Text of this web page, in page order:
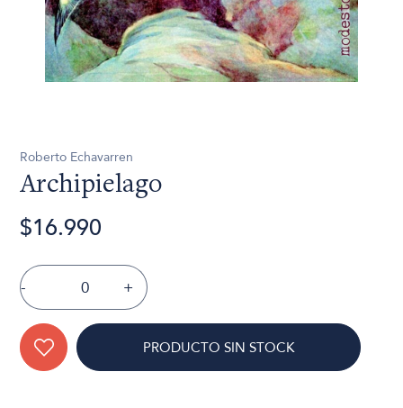
Roberto Echavarren
Archipielago
$16.990
- +
PRODUCTO SIN STOCK